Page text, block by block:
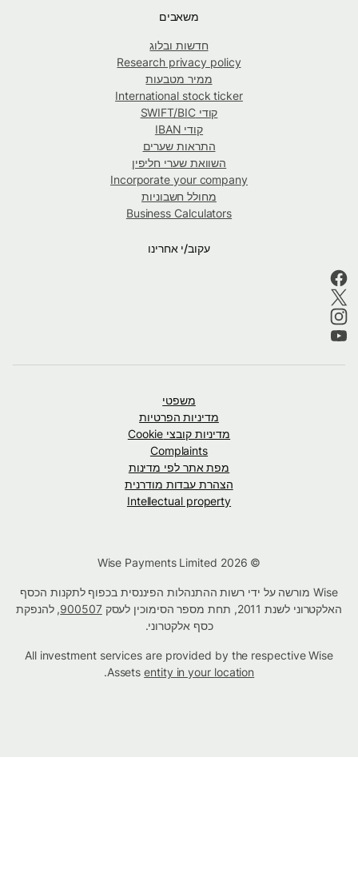
משאבים
חדשות ובלוג
Research privacy policy
ממיר מטבעות
International stock ticker
קודי SWIFT/BIC
קודי IBAN
התראות שערים
השוואת שערי חליפין
Incorporate your company
מחולל חשבוניות
Business Calculators
עקוב/י אחרינו
משפטי
מדיניות הפרטיות
מדיניות קובצי Cookie
Complaints
מפת אתר לפי מדינות
הצהרת עבדות מודרנית
Intellectual property
Wise מורשה על ידי רשות ההתנהלות הפיננסית בכפוף לתקנות הכסף
האלקטרוני לשנת 2011, תחת מספר הסימוכין לעסק
900507, להנפקת
כסף אלקטרוני.
All investment services are provided by the respective Wise
Assetsentity in your location
.